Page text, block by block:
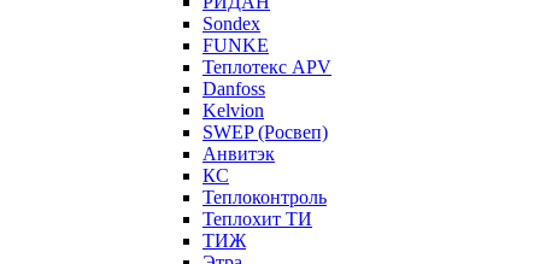
Sondex
FUNKE
Теплотекс APV
Danfoss
Kelvion
SWEP (Росвеп)
Анвитэк
КС
Теплоконтроль
Теплохит ТИ
ТИЖ